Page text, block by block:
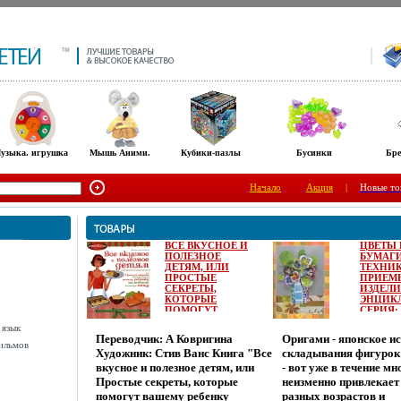
игрушка Мышь Аними. Кубики-пазлы Бусинки
Начало Акция | Новые
ВСЕ ВКУСНОЕ И
ПОЛЕЗНОЕ
ДЕТЯМ, ИЛИ
ПРОСТЫЕ
СЕКРЕТЫ,
КОТОРЫЕ
ПОМОГУТ
ПОЛЮБИТЬ
ПОЛЕЗНУЮ
КУЛИНАРИЯ
ИНФО 7039D.
Переводчик: А Ковригина
Художник: Стив Ванс Книга "Все
вкусное и полезное детям, или
Простые секреты, которые
помогут вашему ребенку
ЦВЕТЫ
СЕРИЯ:
ИНФО
Оригами - японское
складывания
- вот уже в течение
неизменно
разных возрастов и